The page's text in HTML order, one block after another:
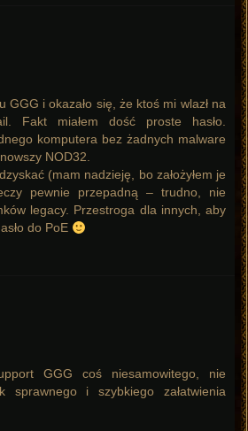
GGG i okazało się, że ktoś mi wlazł na
Fakt miałem dość proste hasło.
komputera bez żadnych malware
NOD32.
(mam nadzieję, bo założyłem je
pewnie przepadną – trudno, nie
legacy. Przestroga dla innych, aby
do PoE
GGG coś niesamowitego, nie
sprawnego i szybkiego załatwienia